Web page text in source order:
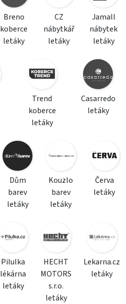
Breno
koberce
letáky
CZ
nábytkář
letáky
Jamall
nábytek
letáky
Trend
koberce
letáky
Casarredo
letáky
Dům
barev
letáky
Kouzlo
barev
letáky
Červa
letáky
Pilulka
lékárna
letáky
HECHT
MOTORS
s.r.o.
letáky
Lekarna.cz
letáky